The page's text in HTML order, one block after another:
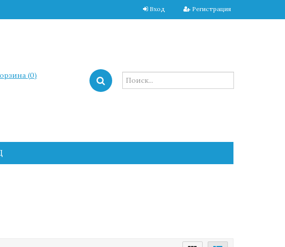
Вход Регистрация
(0)